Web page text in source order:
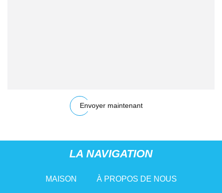
Envoyer maintenant
LA NAVIGATION
MAISON À PROPOS DE NOUS